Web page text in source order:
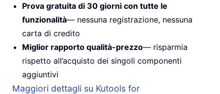
Prova gratuita di 30 giorni con tutte le
funzionalità— nessuna registrazione, nessuna
carta di credito
Miglior rapporto qualità-prezzo— risparmia
rispetto all’acquisto dei singoli componenti
aggiuntivi
Maggiori dettagli su Kutools for